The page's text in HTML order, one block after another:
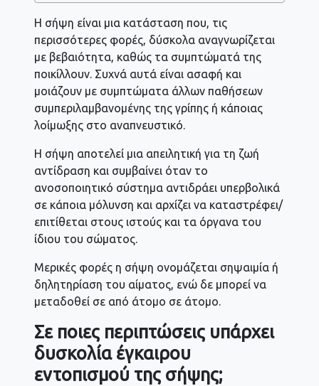
Η σήψη είναι μια κατάσταση που, τις
περισσότερες φορές, δύσκολα αναγνωρίζεται
με βεβαιότητα, καθώς τα συμπτώματά της
ποικίλλουν. Συχνά αυτά είναι ασαφή και
μοιάζουν με συμπτώματα άλλων παθήσεων
συμπεριλαμβανομένης της γρίπης ή κάποιας
λοίμωξης στο αναπνευστικό.
Η σήψη αποτελεί μια απειλητική για τη ζωή
αντίδραση και συμβαίνει όταν το
ανοσοποιητικό σύστημα αντιδράει υπερβολικά
σε κάποια μόλυνση και αρχίζει να καταστρέφει/
επιτίθεται στους ιστούς και τα όργανα του
ίδιου του σώματος.
Μερικές φορές η σήψη ονομάζεται σηψαιμία ή
δηλητηρίαση του αίματος, ενώ δε μπορεί να
μεταδοθεί σε από άτομο σε άτομο.
Σε ποιες περιπτώσεις υπάρχει
δυσκολία έγκαιρου
εντοπισμού της σήψης;